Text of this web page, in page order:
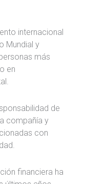
internacional
Mundial y
más
en
de
compañía y
con
financiera ha